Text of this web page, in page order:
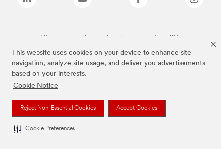
This website uses cookies on your device to enhance site
navigation, analyze site usage, and deliver you advertisements
based on your interests.
Cookie Notice
Reject Non-Essential Cookies Accept Cookies
Cookie Preferences
Wymienione marki są znakami towarowymi firmy 3M.